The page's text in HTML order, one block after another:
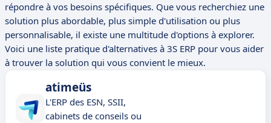
répondre à vos besoins spécifiques. Que vous recherchiez une
solution plus abordable, plus simple d'utilisation ou plus
personnalisable, il existe une multitude d'options à explorer.
Voici une liste pratique d'alternatives à 3S ERP pour vous aider
à trouver la solution qui vous convient le mieux.
atimeüs
L'ERP des ESN, SSII,
cabinets de conseils ou